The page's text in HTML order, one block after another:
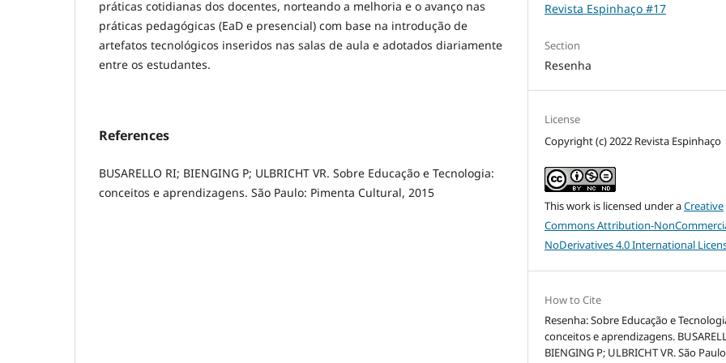
práticas cotidianas dos docentes, norteando a melhoria e o avanço nas
práticas pedagógicas (EaD e presencial) com base na introdução de
artefatos tecnológicos inseridos nas salas de aula e adotados diariamente
entre os estudantes.
References
BUSARELLO RI; BIENGING P; ULBRICHT VR. Sobre Educação e Tecnologia:
conceitos e aprendizagens. São Paulo: Pimenta Cultural, 2015
Revista Espinhaço #17
Section
Resenha
License
Copyright (c) 2022 Revista Espinhaço
This work is licensed under aCreative
Commons Attribution-
NoDerivatives 4.0 International
How to Cite
Resenha: Sobre Educação e
conceitos e aprendizagens.
BIENGING P; ULBRICHT VR. São